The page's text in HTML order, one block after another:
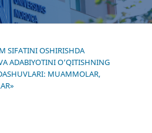
SIFATINI OSHIRISHDA
ADABIYOTINI O‘QITISHNING
MUAMMOLAR,